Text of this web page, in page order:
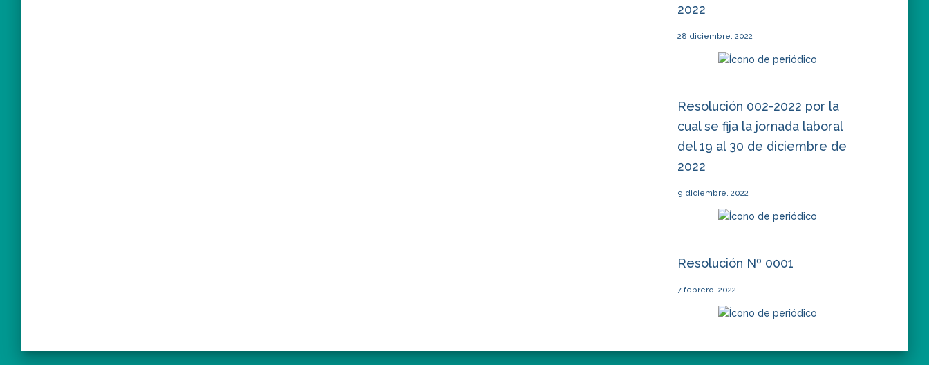
2022
28 diciembre, 2022
Resolución 002-2022 por la
cual se fija la jornada laboral
del 19 al 30 de diciembre de
2022
9 diciembre, 2022
Resolución Nº 0001
7 febrero, 2022